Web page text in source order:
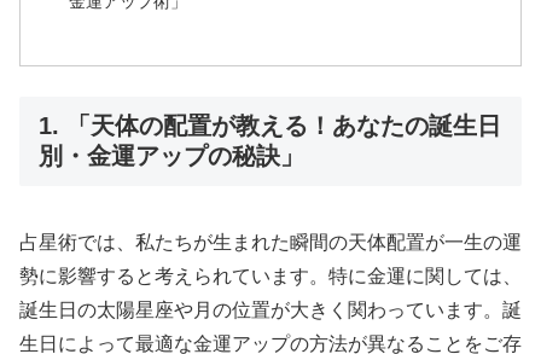
1. 「天体の配置が教える！あなたの誕生日
別・金運アップの秘訣」
占星術では、私たちが生まれた瞬間の天体配置が一生の運
勢に影響すると考えられています。特に金運に関しては、
誕生日の太陽星座や月の位置が大きく関わっています。誕
生日によって最適な金運アップの方法が異なることをご存